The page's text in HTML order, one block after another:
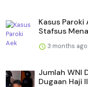
Kasus Paroki
Stafsus
3 months ago
Jumlah WNI
Dugaan Haji